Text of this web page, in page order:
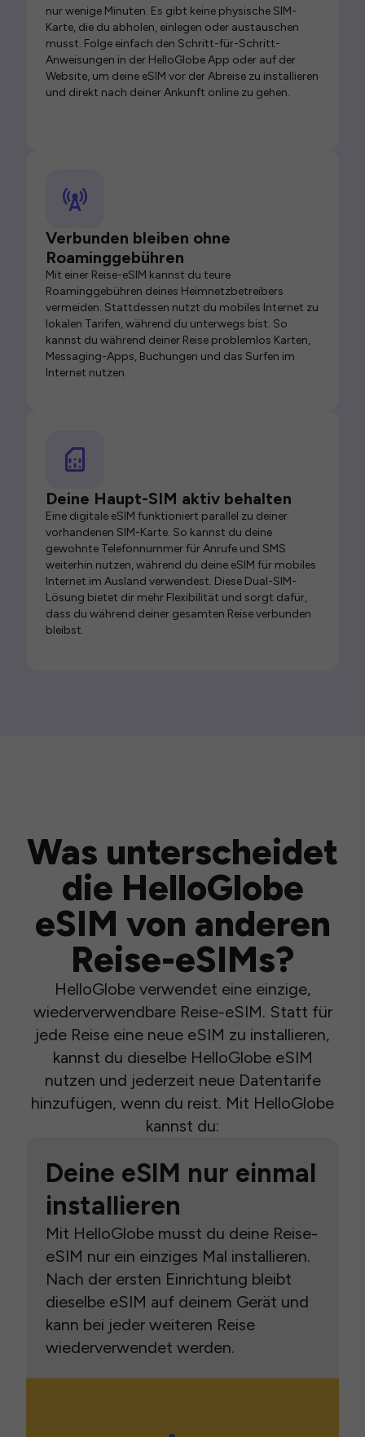
nur wenige Minuten. Es gibt keine physische SIM-
Karte, die du abholen, einlegen oder austauschen
musst. Folge einfach den Schritt-für-Schritt-
Anweisungen in der HelloGlobe App oder auf der
Website, um deine eSIM vor der Abreise zu installieren
und direkt nach deiner Ankunft online zu gehen.
Verbunden bleiben ohne
Roaminggebühren
Mit einer Reise-eSIM kannst du teure
Roaminggebühren deines Heimnetzbetreibers
vermeiden. Stattdessen nutzt du mobiles Internet zu
lokalen Tarifen, während du unterwegs bist. So
kannst du während deiner Reise problemlos Karten,
Messaging-Apps, Buchungen und das Surfen im
Internet nutzen.
Deine Haupt-SIM aktiv behalten
Eine digitale eSIM funktioniert parallel zu deiner
vorhandenen SIM-Karte. So kannst du deine
gewohnte Telefonnummer für Anrufe und SMS
weiterhin nutzen, während du deine eSIM für mobiles
Internet im Ausland verwendest. Diese Dual-SIM-
Lösung bietet dir mehr Flexibilität und sorgt dafür,
dass du während deiner gesamten Reise verbunden
bleibst.
Was unterscheidet
die HelloGlobe
eSIM von anderen
Reise-eSIMs?
HelloGlobe verwendet eine einzige,
wiederverwendbare Reise-eSIM. Statt für
jede Reise eine neue eSIM zu installieren,
kannst du dieselbe HelloGlobe eSIM
nutzen und jederzeit neue Datentarife
hinzufügen, wenn du reist. Mit HelloGlobe
kannst du:
Deine eSIM nur einmal
installieren
Mit HelloGlobe musst du deine Reise-
eSIM nur ein einziges Mal installieren.
Nach der ersten Einrichtung bleibt
dieselbe eSIM auf deinem Gerät und
kann bei jeder weiteren Reise
wiederverwendet werden.